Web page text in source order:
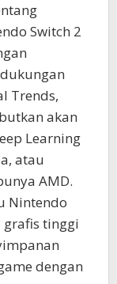
Switch 2
Trends,
akan
Learning
atau
AMD.
Nintendo
tinggi
dengan